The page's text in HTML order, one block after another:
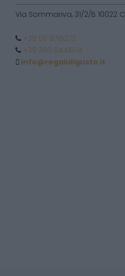
Via Sommariva, 31/2/B 10022
+39 011 9715272
+39 380 6441674
info@regalidigusto.it